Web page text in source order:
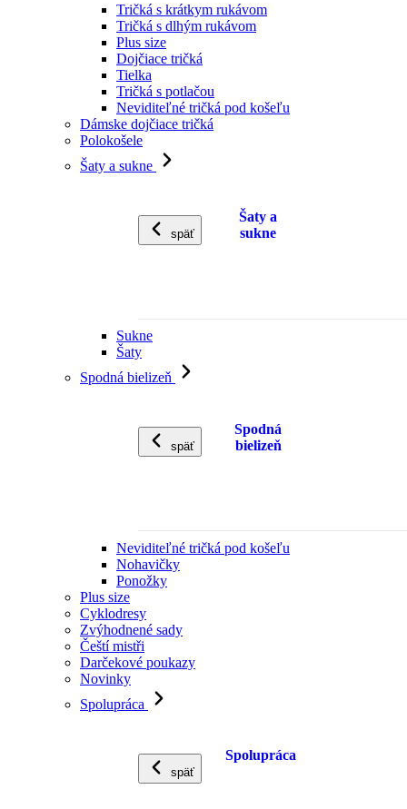
Tričká s krátkym rukávom
Tričká s dlhým rukávom
Plus size
Dojčiace tričká
Tielka
Tričká s potlačou
Neviditeľné tričká pod košeľu
Dámske dojčiace tričká
Polokošele
Šaty a sukne
späť
Šaty a
sukne
Sukne
Šaty
Spodná bielizeň
späť
Spodná
bielizeň
Neviditeľné tričká pod košeľu
Nohavičky
Ponožky
Plus size
Cyklodresy
Zvýhodnené sady
Čeští mistři
Darčekové poukazy
Novinky
Spolupráca
späť
Spolupráca